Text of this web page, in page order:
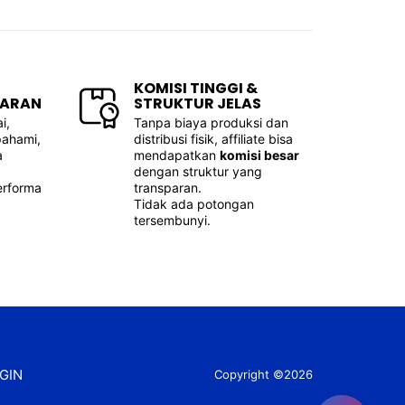
KOMISI TINGGI &
STRUKTUR JELAS
Tanpa biaya produksi dan
distribusi fisik, affiliate bisa
mendapatkan komisi besar
dengan struktur yang
transparan.
Tidak ada potongan
tersembunyi.
Copyright ©2026